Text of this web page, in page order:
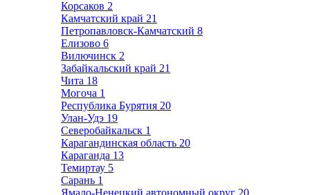
Корсаков 2
Камчатский край 21
Петропавловск-Камчатский 8
Елизово 6
Вилючинск 2
Забайкальский край 21
Чита 18
Могоча 1
Республика Бурятия 20
Улан-Удэ 19
Северобайкальск 1
Карагандинская область 20
Караганда 13
Темиртау 5
Сарань 1
Ямало-Ненецкий автономный округ 20